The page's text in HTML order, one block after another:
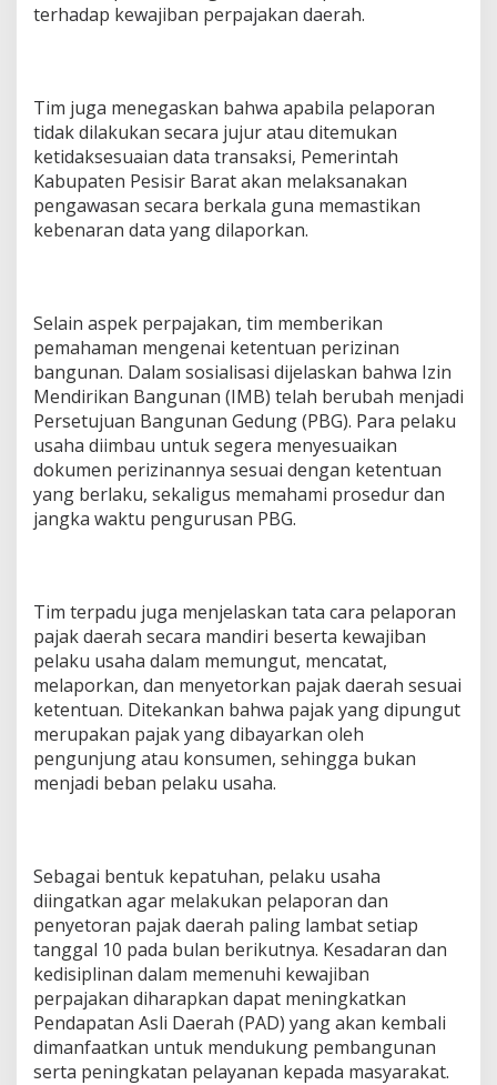
e
r
e
g
a
s
i
t
d
a
p
P
e
l
a
k
u
U
s
S
k
t
o
r
P
a
r
t
a
terhadap kewajiban perpajakan daerah.
Tim juga menegaskan bahwa apabila pelaporan
tidak dilakukan secara jujur atau ditemukan
ketidaksesuaian data transaksi, Pemerintah
Kabupaten Pesisir Barat akan melaksanakan
pengawasan secara berkala guna memastikan
kebenaran data yang dilaporkan.
Selain aspek perpajakan, tim memberikan
pemahaman mengenai ketentuan perizinan
bangunan. Dalam sosialisasi dijelaskan bahwa Izin
Mendirikan Bangunan (IMB) telah berubah menjadi
Persetujuan Bangunan Gedung (PBG). Para pelaku
usaha diimbau untuk segera menyesuaikan
dokumen perizinannya sesuai dengan ketentuan
yang berlaku, sekaligus memahami prosedur dan
jangka waktu pengurusan PBG.
Tim terpadu juga menjelaskan tata cara pelaporan
pajak daerah secara mandiri beserta kewajiban
pelaku usaha dalam memungut, mencatat,
melaporkan, dan menyetorkan pajak daerah sesuai
ketentuan. Ditekankan bahwa pajak yang dipungut
merupakan pajak yang dibayarkan oleh
pengunjung atau konsumen, sehingga bukan
menjadi beban pelaku usaha.
Sebagai bentuk kepatuhan, pelaku usaha
diingatkan agar melakukan pelaporan dan
penyetoran pajak daerah paling lambat setiap
tanggal 10 pada bulan berikutnya. Kesadaran dan
kedisiplinan dalam memenuhi kewajiban
perpajakan diharapkan dapat meningkatkan
Pendapatan Asli Daerah (PAD) yang akan kembali
dimanfaatkan untuk mendukung pembangunan
serta peningkatan pelayanan kepada masyarakat.